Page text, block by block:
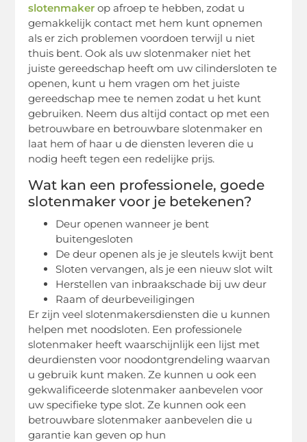
slotenmaker op afroep te hebben, zodat u
gemakkelijk contact met hem kunt opnemen
als er zich problemen voordoen terwijl u niet
thuis bent. Ook als uw slotenmaker niet het
juiste gereedschap heeft om uw cilindersloten te
openen, kunt u hem vragen om het juiste
gereedschap mee te nemen zodat u het kunt
gebruiken. Neem dus altijd contact op met een
betrouwbare en betrouwbare slotenmaker en
laat hem of haar u de diensten leveren die u
nodig heeft tegen een redelijke prijs.
Wat kan een professionele, goede
slotenmaker voor je betekenen?
Deur openen wanneer je bent
buitengesloten
De deur openen als je je sleutels kwijt bent
Sloten vervangen, als je een nieuw slot wilt
Herstellen van inbraakschade bij uw deur
Raam of deurbeveiligingen
Er zijn veel slotenmakersdiensten die u kunnen
helpen met noodsloten. Een professionele
slotenmaker heeft waarschijnlijk een lijst met
deurdiensten voor noodontgrendeling waarvan
u gebruik kunt maken. Ze kunnen u ook een
gekwalificeerde slotenmaker aanbevelen voor
uw specifieke type slot. Ze kunnen ook een
betrouwbare slotenmaker aanbevelen die u
garantie kan geven op hun